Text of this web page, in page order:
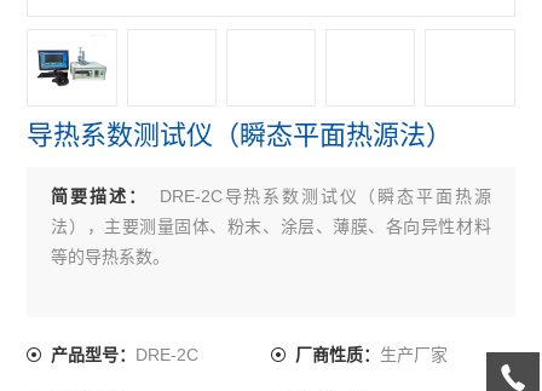
导热系数测试仪（瞬态平面热源法）
简要描述：
DRE-2C导热系数测试仪（瞬态平面热源
法），主要测量固体、粉末、涂层、薄膜、各向异性材料
等的导热系数。
产品型号： DRE-2C 厂商性质： 生产厂家